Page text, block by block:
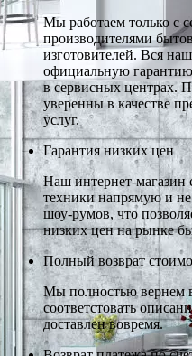
Мы работаем только с
производителями
изготовителей. Вся
официальную
в сервисных центрах.
уверенны в качестве
услуг.
Гарантия низких цен
Наш интернет-магазин
техники напрямую и
шоу-румов, что
низких цен на рынке
Полный возврат
Мы полностью вернем
соответстовать
доставлен вовремя.